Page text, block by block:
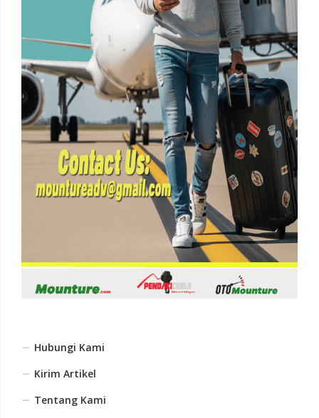
Hubungi Kami
Kirim Artikel
Tentang Kami